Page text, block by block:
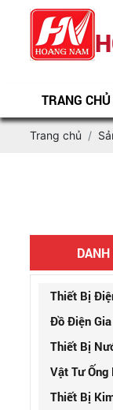
TRANG CHỦ
Trang chủ
Thiết Bị
Đồ Điện
Thiết Bị
Vật Tư
Thiết Bị